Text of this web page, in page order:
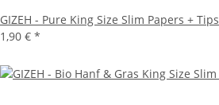
GIZEH - Pure King Size Slim Papers + Tips
1,90 € *